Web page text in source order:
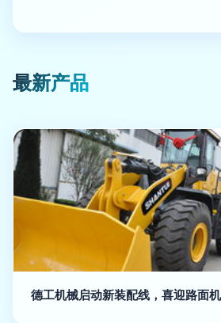
最新产品
德工机械启动新装配线，喜迎路面